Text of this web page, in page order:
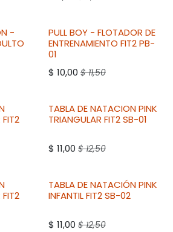
-
PULL BOY - FLOTADOR DE
ENTRENAMIENTO FIT2PB-
01
$ 10,00 $11,50
FIT2
TABLA DE NATACION PINK
TRIANGULAR FIT2SB-01
$ 11,00 $12,50
FIT2
TABLA DE NATACIÓN PINK
INFANTILFIT2SB-02
$ 11,00 $12,50